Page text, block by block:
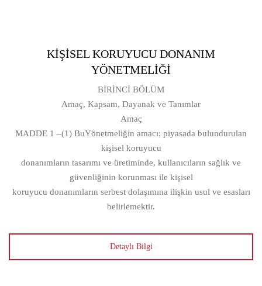
KİŞİSEL KORUYUCU DONANIM
YÖNETMELİĞİ
BİRİNCİ BÖLÜM
Amaç, Kapsam, Dayanak ve Tanımlar
Amaç
MADDE 1 –(1) BuYönetmeliğin amacı; piyasada bulundurulan
kişisel koruyucu
donanımların tasarımı ve üretiminde, kullanıcıların sağlık ve
güvenliğinin korunması ile kişisel
koruyucu donanımların serbest dolaşımına ilişkin usul ve esasları
belirlemektir.
Detaylı Bilgi